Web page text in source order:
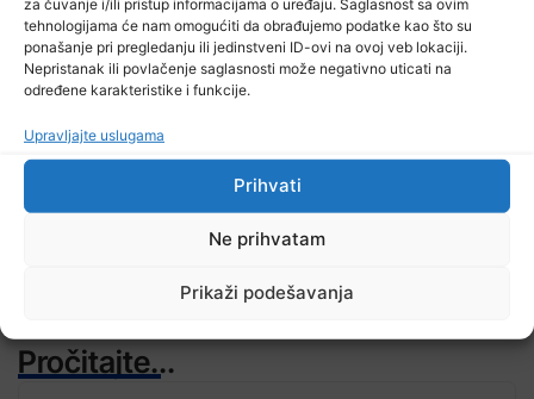
tehnologijama će nam omogućiti da obrađujemo podatke kao što su
ponašanje pri pregledanju ili jedinstveni ID-ovi na ovoj veb lokaciji.
Nepristanak ili povlačenje saglasnosti može negativno uticati na
određene karakteristike i funkcije.
Upravljajte uslugama
Prihvati
Ne prihvatam
Prikaži podešavanja
Pročitajte...